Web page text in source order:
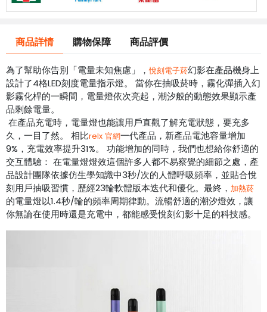
商品詳情 購物保障 商品評價
為了幫助你告別「電量未知焦慮」，悅刻電子菸幻影在產品機身上
設計了4格LED刻度電量指示燈。 當你在抽吸菸時，霧化彈插入幻
影霧化桿的一瞬間，電量燈依次亮起，潮汐般的動態效果顯示產
品剩餘電量。
在產品充電時，電量燈也能讓用戶直觀了解充電狀態，要充多
久，一目了然。 相比relx 官網一代產品，新產品電池容量增加
9%，充電效率提升31%。 功能增加的同時，我們也想給你舒適的
交互體驗： 在電量燈燈效這個許多人都不易察覺的細節之處，產
品設計團隊依據仿生學知識中3秒/次的人體呼吸頻率，並貼合悅
刻用戶抽吸習慣，歷經23輪軟體版本迭代和優化。最終， 加熱菸
的電量燈以1.4秒/輪的頻率周期律動。流暢舒適的潮汐燈效，讓
你無論在使用時還是充電中，都能感受悅刻幻影十足的科技感。